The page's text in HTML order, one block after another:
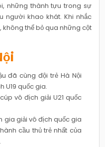
những thành tựu trong sự
người khao khát. Khi nhắc
không thể bỏ qua những cột
đã cùng đội trẻ Hà Nội
U19 quốc gia.
vô địch giải U21 quốc
gia giải vô địch quốc gia
cầu thủ trẻ nhất của